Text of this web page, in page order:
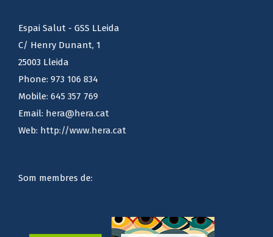
Espai Salut - GSS LLeida
C/ Henry Dunant, 1
25003 Lleida
Phone: 973 106 834
Mobile: 645 357 769
Email: hera@hera.cat
Web: http://www.hera.cat
Som membres de: